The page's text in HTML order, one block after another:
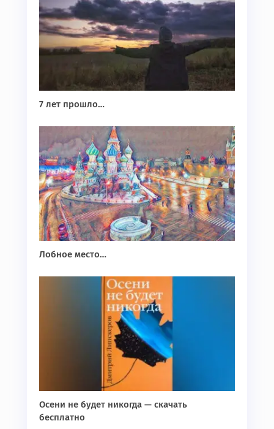
7 лет прошло…
Лобное место…
Осени не будет никогда — скачать
бесплатно